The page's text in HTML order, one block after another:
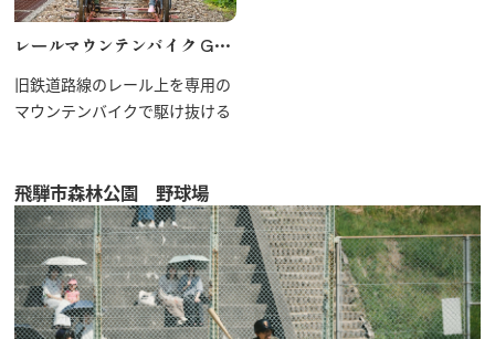
レールマウンテンバイク Gattan Go!! -まちなかコース-
旧鉄道路線のレール上を専用の
マウンテンバイクで駆け抜ける
飛騨市森林公園 野球場